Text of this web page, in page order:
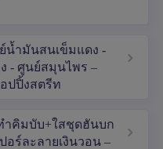
น้ำมันสนเข็มแดง -
- ศูนย์สมุนไพร –
อปปิ้งสตรีท
คิมบับ+ใสชุดฮันบก
อร์ละลายเงินวอน –